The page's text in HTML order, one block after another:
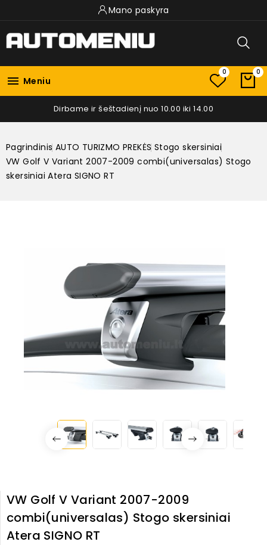
Mano paskyra
 Meniu
0 0
Dirbame ir šeštadienį nuo 10.00 iki 14.00
Pagrindinis AUTO TURIZMO PREKĖS Stogo skersiniai
VW Golf V Variant 2007-2009 combi(universalas) Stogo
skersiniai Atera SIGNO RT
VW Golf V Variant 2007-2009
combi(universalas) Stogo skersiniai
Atera SIGNO RT